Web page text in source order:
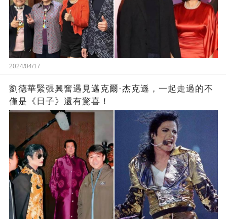
2024/04/17
劉德華緊張興奮遇見邁克爾·杰克遜，一起走過的不
僅是《日子》還有驚喜！